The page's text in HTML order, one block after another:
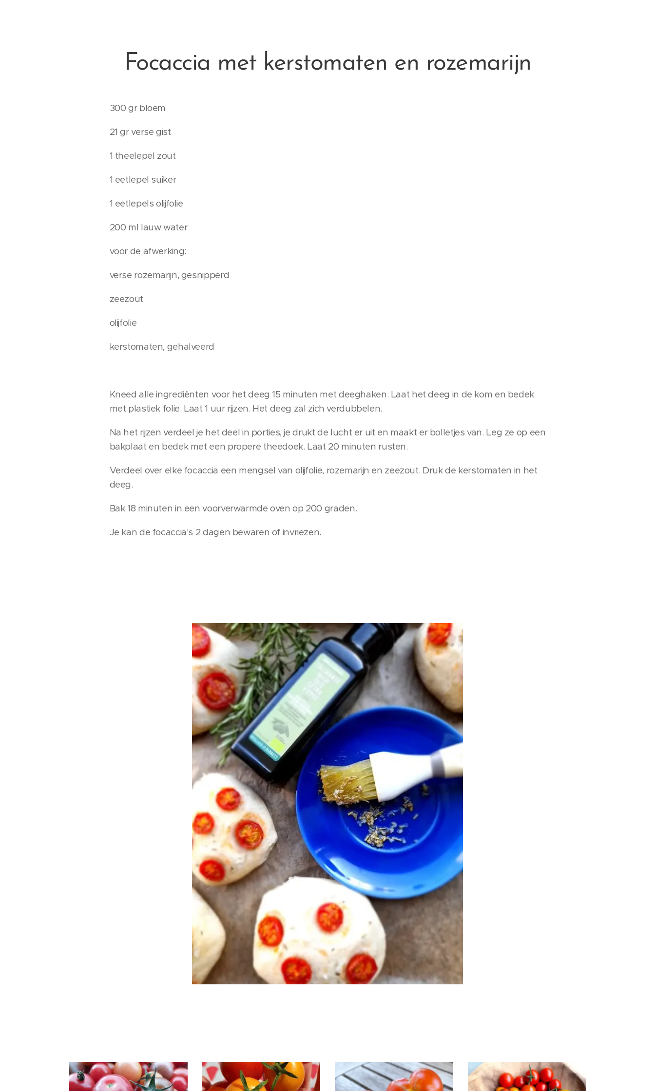
Focaccia met kerstomaten en rozemarijn
300 gr bloem
21 gr verse gist
1 theelepel zout
1 eetlepel suiker
1 eetlepels olijfolie
200 ml lauw water
voor de afwerking:
verse rozemarijn, gesnipperd
zeezout
olijfolie
kerstomaten, gehalveerd
Kneed alle ingrediënten voor het deeg 15 minuten met deeghaken. Laat het deeg in de kom en bedek
met plastiek folie. Laat 1 uur rijzen. Het deeg zal zich verdubbelen.
Na het rijzen verdeel je het deel in porties, je drukt de lucht er uit en maakt er bolletjes van. Leg ze op een
bakplaat en bedek met een propere theedoek. Laat 20 minuten rusten.
Verdeel over elke focaccia een mengsel van olijfolie, rozemarijn en zeezout. Druk de kerstomaten in het
deeg.
Bak 18 minuten in een voorverwarmde oven op 200 graden.
Je kan de focaccia's 2 dagen bewaren of invriezen.